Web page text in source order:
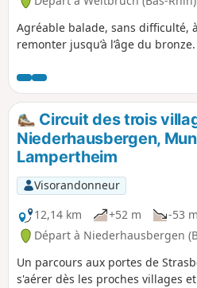
longeant les rives paisibles de la
au long de la balade, on
catholiques et protestantes, des
lavoirs et l’atmosphère
villages. Une escapade entre
patrimoine.
Agréable balade, sans difficulté,
remonter jusqu’à l’âge du bronze.
Circuit des trois
Niederhausbergen,
Lampertheim
Visorandonneur
12,14 km
+52 m -53 m
Départ à Niederhausbergen
Un parcours aux portes de
s'aérer dès les proches villages